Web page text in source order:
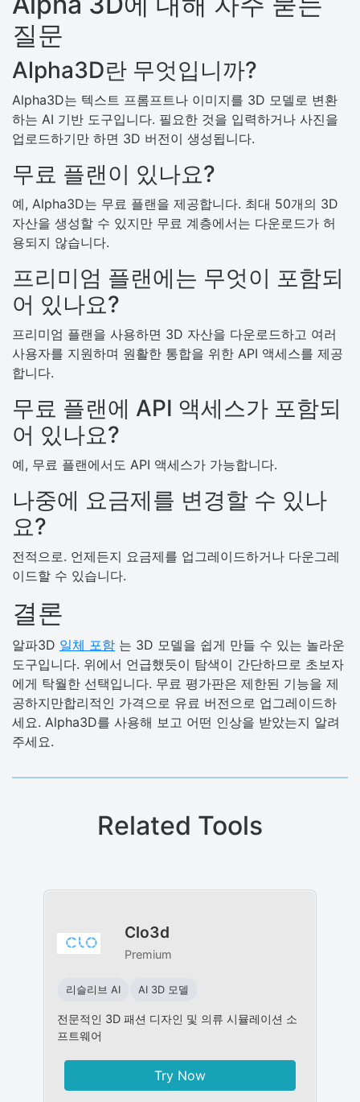
질문
Alpha3D란 무엇입니까?
Alpha3D는 텍스트 프롬프트나 이미지를 3D 모델로 변환
하는 AI 기반 도구입니다. 필요한 것을 입력하거나 사진을
업로드하기만 하면 3D 버전이 생성됩니다.
무료 플랜이 있나요?
예, Alpha3D는 무료 플랜을 제공합니다. 최대 50개의 3D
자산을 생성할 수 있지만 무료 계층에서는 다운로드가 허
용되지 않습니다.
프리미엄 플랜에는 무엇이 포함되
어 있나요?
프리미엄 플랜을 사용하면 3D 자산을 다운로드하고 여러
사용자를 지원하며 원활한 통합을 위한 API 액세스를 제공
합니다.
무료 플랜에 API 액세스가 포함되
어 있나요?
예, 무료 플랜에서도 API 액세스가 가능합니다.
나중에 요금제를 변경할 수 있나
요?
전적으로. 언제든지 요금제를 업그레이드하거나 다운그레
이드할 수 있습니다.
결론
알파3D 일체 포함 는 3D 모델을 쉽게 만들 수 있는 놀라운
도구입니다. 위에서 언급했듯이 탐색이 간단하므로 초보자
에게 탁월한 선택입니다. 무료 평가판은 제한된 기능을 제
공하지만합리적인 가격으로 유료 버전으로 업그레이드하
세요. Alpha3D를 사용해 보고 어떤 인상을 받았는지 알려
주세요.
Related Tools
Clo3d
Premium
리슬리브 AI AI 3D 모델
전문적인 3D 패션 디자인 및 의류 시뮬레이션 소
프트웨어
Try Now